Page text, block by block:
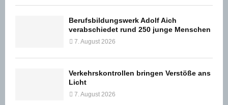
Berufsbildungswerk Adolf Aich
verabschiedet rund 250 junge Menschen
7. August 2026
Verkehrskontrollen bringen Verstöße ans
Licht
7. August 2026